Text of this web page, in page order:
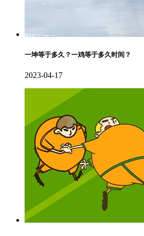
一坤等于多久？一鸡等于多久时间？
2023-04-17